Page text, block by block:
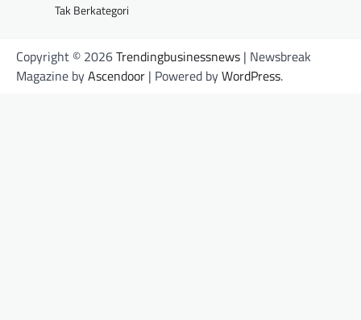
Tak Berkategori
Copyright © 2026Trendingbusinessnews | Newsbreak
Magazine byAscendoor | Powered byWordPress.